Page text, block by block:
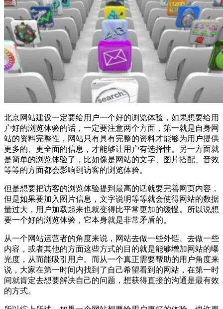
北京网站建设一定要给用户一个好的浏览体验，如果想要给用
户好的浏览体验的话，一定要注意两个方面，第一就是自身网
站的资料完整性，网站只有具有完整的资料才能够为用户提供
更多的、更全面的信息，才能够让用户有选择性。另一方面就
是简单的浏览体验了，比如像是网站的文字、图片搭配、音效
等等的方面都会影响到访客的浏览体验。
但是想要把访客的浏览体验提到最高的话就要完善网页内容，
但是如果要加入图片信息，文字说明等等就会使得网站的数据
量过大，用户加载起来也就变得比平常更加的缓慢。所以说想
要一个好的浏览体验，它本身就是非常矛盾的。
从一个网站运营者的角度来说，网站去做一些外链、去做一些
内容，或者其他的方面这些方式的目的就是能够增加网站的曝
光度，从而能吸引用户。而从一个真正需要帮助的用户角度来
说，大家在第一时间内找到了自己希望看到的网站，在第一时
间就肯定去想要解决自己的问题，想获得直接的沟通是最有效
的方式。